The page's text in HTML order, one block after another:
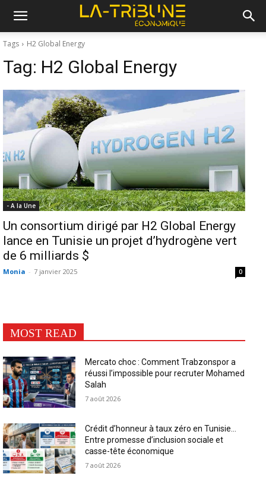
Tags H2 Global Energy
Tag: H2 Global Energy
- A la Une
Un consortium dirigé par H2 Global Energy
lance en Tunisie un projet d’hydrogène vert
de 6 milliards $
Monia - 7 janvier 2025 0
MOST READ
Mercato choc : Comment Trabzonspor a
réussi l’impossible pour recruter Mohamed
Salah
7 août 2026
Crédit d’honneur à taux zéro en Tunisie…
Entre promesse d’inclusion sociale et
casse-tête économique
7 août 2026